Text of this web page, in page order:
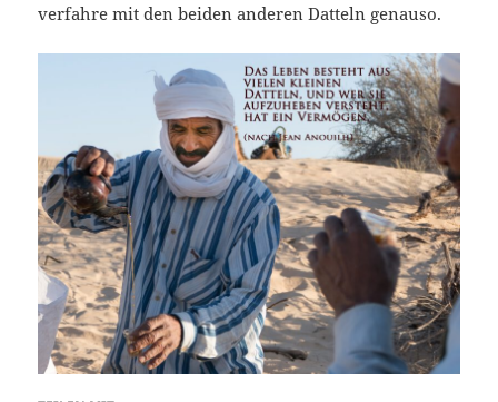
verfahre mit den beiden anderen Datteln genauso.